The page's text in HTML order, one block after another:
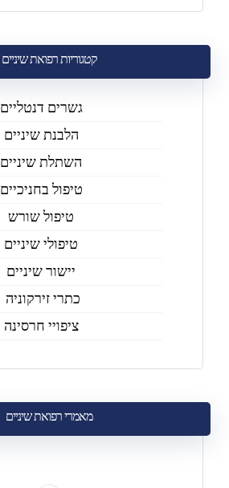
קטגוריות רפואת שיניים
גשרים דנטליים
הלבנת שיניים
השתלת שיניים
טיפול בחניכיים
טיפול שורש
טיפולי שיניים
יישור שיניים
כתרי זירקוניה
ציפויי חרסינה
מאמרי רפואת שיניים